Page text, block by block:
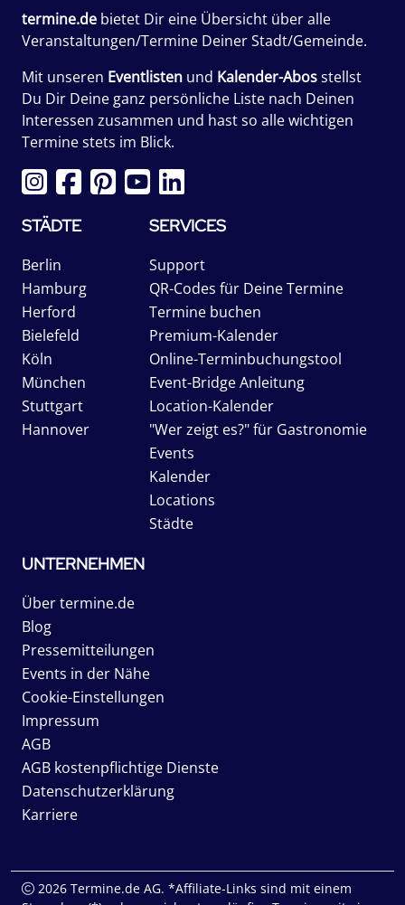
termine.de bietet Dir eine Übersicht über alle
Veranstaltungen/Termine Deiner Stadt/Gemeinde.
Mit unseren Eventlisten und Kalender-Abosstellst
Du Dir Deine ganz persönliche Liste nach Deinen
Interessen zusammen und hast so alle wichtigen
Termine stets im Blick.
STÄDTE
Berlin
Hamburg
Herford
Bielefeld
Köln
München
Stuttgart
Hannover
SERVICES
Support
QR-Codes für Deine Termine
Termine buchen
Premium-Kalender
Online-Terminbuchungstool
Event-Bridge Anleitung
Location-Kalender
"Wer zeigt es?" für Gastronomie
Events
Kalender
Locations
Städte
UNTERNEHMEN
Über termine.de
Blog
Pressemitteilungen
Events in der Nähe
Cookie-Einstellungen
Impressum
AGB
AGB kostenpflichtige Dienste
Datenschutzerklärung
Karriere
2026 Termine.de AG. *Affiliate-Links sind mit einem